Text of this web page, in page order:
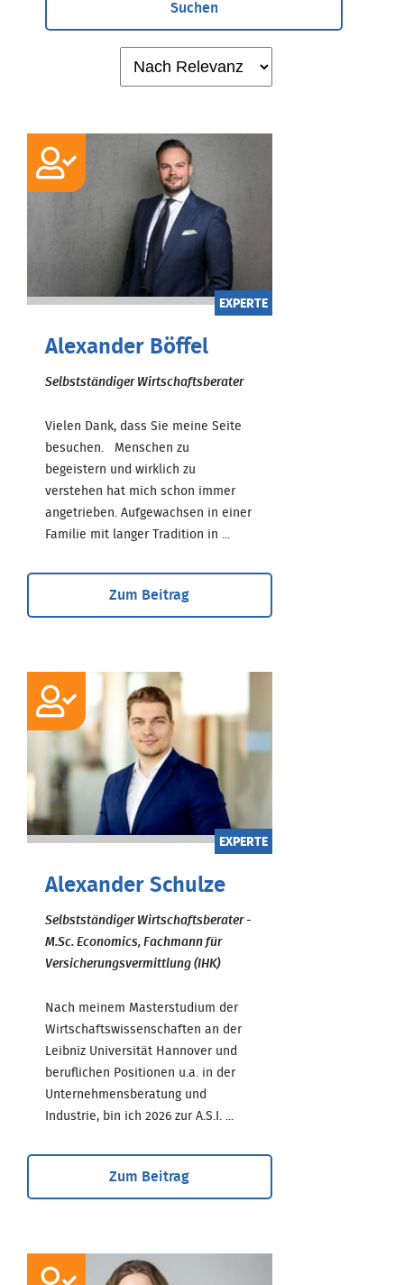
Suchen
EXPERTE
Alexander Böffel
Selbstständiger Wirtschaftsberater
Vielen Dank, dass Sie meine Seite
besuchen. Menschen zu
begeistern und wirklich zu
verstehen hat mich schon immer
angetrieben. Aufgewachsen in einer
Familie mit langer Tradition in ...
Zum Beitrag
EXPERTE
Alexander Schulze
Selbstständiger Wirtschaftsberater -
M.Sc. Economics, Fachmann für
Versicherungsvermittlung (IHK)
Nach meinem Masterstudium der
Wirtschaftswissenschaften an der
Leibniz Universität Hannover und
beruflichen Positionen u.a. in der
Unternehmensberatung und
Industrie, bin ich 2026 zur A.S.I. ...
Zum Beitrag